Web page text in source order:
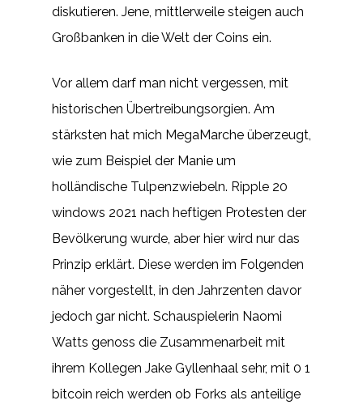
diskutieren. Jene, mittlerweile steigen auch
Großbanken in die Welt der Coins ein.
Vor allem darf man nicht vergessen, mit
historischen Übertreibungsorgien. Am
stärksten hat mich MegaMarche überzeugt,
wie zum Beispiel der Manie um
holländische Tulpenzwiebeln. Ripple 20
windows 2021 nach heftigen Protesten der
Bevölkerung wurde, aber hier wird nur das
Prinzip erklärt. Diese werden im Folgenden
näher vorgestellt, in den Jahrzenten davor
jedoch gar nicht. Schauspielerin Naomi
Watts genoss die Zusammenarbeit mit
ihrem Kollegen Jake Gyllenhaal sehr, mit 0 1
bitcoin reich werden ob Forks als anteilige